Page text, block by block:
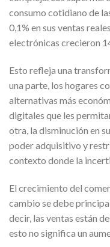
consumo cotidiano de
0,1% en sus ventas
electrónicas crecieron
Esto refleja una
una parte, los hogares
alternativas más
digitales que les
otra, la disminución en
poder adquisitivo y
contexto donde la
El crecimiento del
cambio se debe
decir, las ventas están
esto no significa un